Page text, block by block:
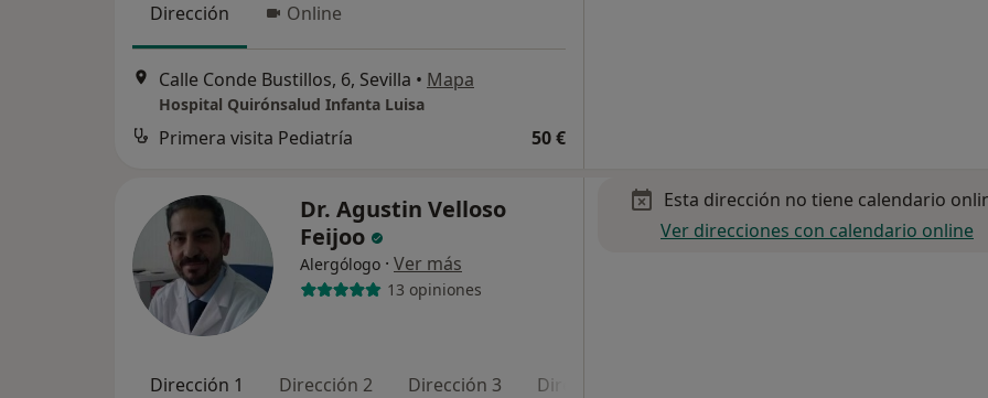
Dirección Online
Calle Conde Bustillos, 6, Sevilla • Mapa
Hospital Quirónsalud Infanta Luisa
Primera visita Pediatría 50 €
Dr. Agustin Velloso
Feijoo
Alergólogo · Ver más
13 opiniones
Dirección 1 Dirección 2 Dirección 3 Dirección 4
Esta dirección no tiene calendario
Ver direcciones con calendario online